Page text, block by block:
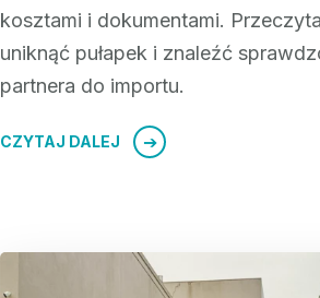
kosztami i dokumentami.
uniknąć pułapek i znaleźć
partnera do importu.
CZYTAJ DALEJ